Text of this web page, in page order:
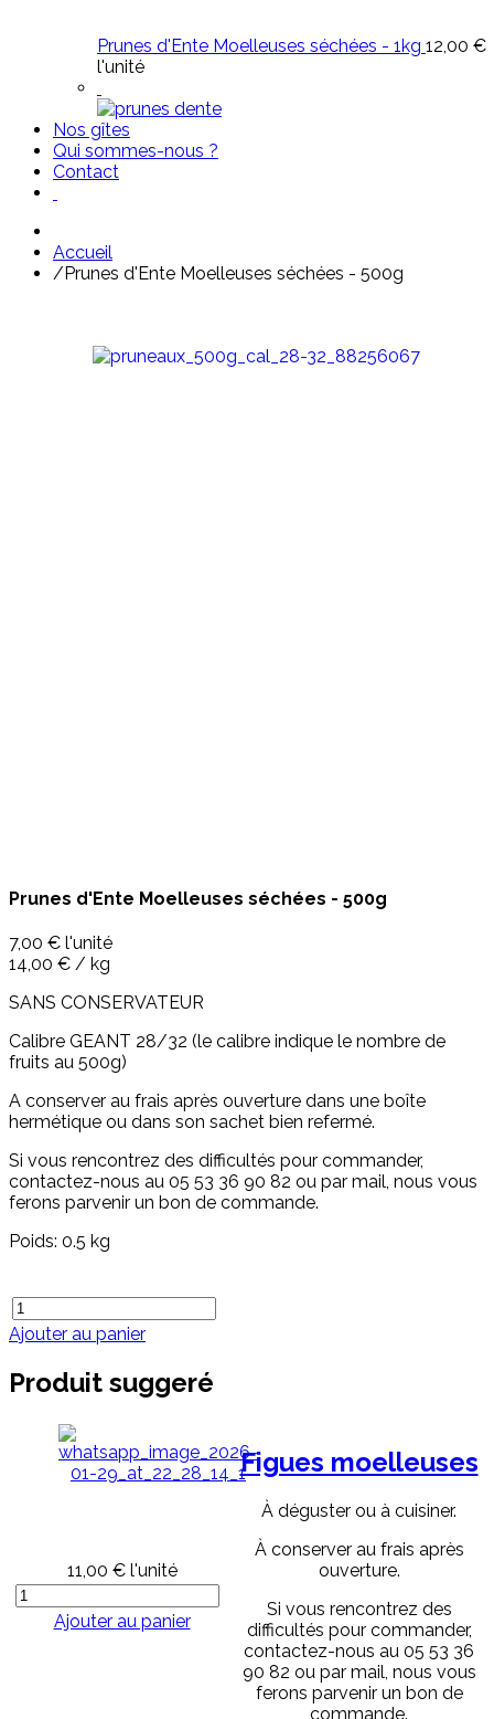
Prunes d'Ente Moelleuses séchées - 1kg 12,00 €
l'unité
Nos gîtes
Qui sommes-nous ?
Contact
Accueil
/Prunes d'Ente Moelleuses séchées - 500g
Prunes d'Ente Moelleuses séchées - 500g
7,00 € l'unité
14,00 € / kg
SANS CONSERVATEUR
Calibre GEANT 28/32 (le calibre indique le nombre de
fruits au 500g)
A conserver au frais après ouverture dans une boîte
hermétique ou dans son sachet bien refermé.
Si vous rencontrez des difficultés pour commander,
contactez-nous au 05 53 36 90 82 ou par mail, nous vous
ferons parvenir un bon de commande.
Poids: 0.5 kg
Ajouter au panier
Produit suggeré
11,00 € l'unité
Ajouter au panier
Figues moelleuses
À déguster ou à cuisiner.
À conserver au frais après
ouverture.
Si vous rencontrez des
difficultés pour commander,
contactez-nous au 05 53 36
90 82 ou par mail, nous vous
ferons parvenir un bon de
commande.